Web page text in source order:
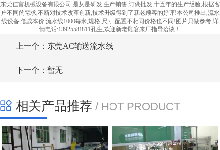
东莞佳富机械设备有限公司,是从是研发,生产销售,订做批发,十五年的生产经验,根据客
户不同的需求,不断对技术改革创新,技术升级得到了新老顾客的好评!本公司推出,流水
线设备,低成本价:流水线1000每米,规格,尺寸,配置不相同价格也不同!图片只做参考,详
情电话:13925581811孔生,欢迎新老顾客来厂指导洽谈！
上一个：东莞AC输送流水线
下一个：暂无
相关产品推荐 / HOT PRODUCT